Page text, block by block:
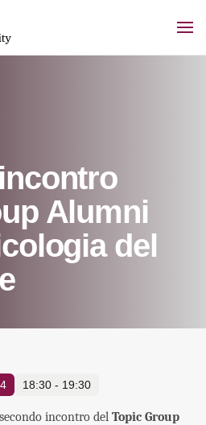
Alumni
del
18:30 - 19:30
incontro del Topic Group